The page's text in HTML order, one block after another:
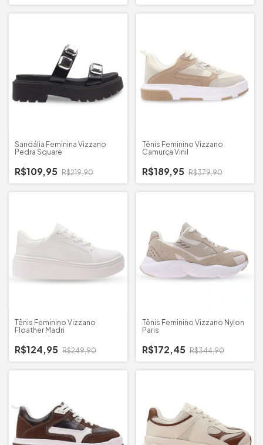
Sandália Feminina Vizzano
Pedra Square
R$109,95 R$219,90
Tênis Feminino Vizzano
Camurça Vinil
R$189,95 R$379,90
Tênis Feminino Vizzano
Floather Madri
R$124,95 R$249,90
Tênis Feminino Vizzano Nylon
Paris
R$172,45 R$344,90